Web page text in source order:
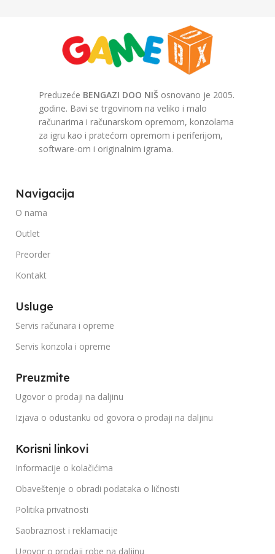
Preduzeće BENGAZI DOO NIŠ osnovano je 2005.
godine. Bavi se trgovinom na veliko i malo
računarima i računarskom opremom, konzolama
za igru kao i pratećom opremom i periferijom,
software-om i originalnim igrama.
Navigacija
O nama
Outlet
Preorder
Kontakt
Usluge
Servis računara i opreme
Servis konzola i opreme
Preuzmite
Ugovor o prodaji na daljinu
Izjava o odustanku od govora o prodaji na daljinu
Korisni linkovi
Informacije o kolačićima
Obaveštenje o obradi podataka o ličnosti
Politika privatnosti
Saobraznost i reklamacije
Ugovor o prodaji robe na daljinu